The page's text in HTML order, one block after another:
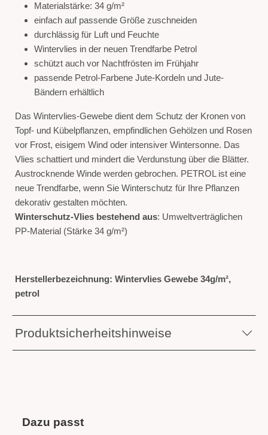
Materialstärke: 34 g/m²
einfach auf passende Größe zuschneiden
durchlässig für Luft und Feuchte
Wintervlies in der neuen Trendfarbe Petrol
schützt auch vor Nachtfrösten im Frühjahr
passende Petrol-Farbene Jute-Kordeln und Jute-
Bändern erhältlich
Das Wintervlies-Gewebe dient dem Schutz der Kronen von
Topf- und Kübelpflanzen, empfindlichen Gehölzen und Rosen
vor Frost, eisigem Wind oder intensiver Wintersonne. Das
Vlies schattiert und mindert die Verdunstung über die Blätter.
Austrocknende Winde werden gebrochen. PETROL ist eine
neue Trendfarbe, wenn Sie Winterschutz für Ihre Pflanzen
dekorativ gestalten möchten.
Winterschutz-Vlies bestehend aus: Umweltverträglichen
PP-Material (Stärke 34 g/m²)
Herstellerbezeichnung: Wintervlies Gewebe 34g/m²,
petrol
Produktsicherheitshinweise
Dazu passt